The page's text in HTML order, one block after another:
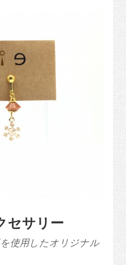
セサリー
使用したオリジナル